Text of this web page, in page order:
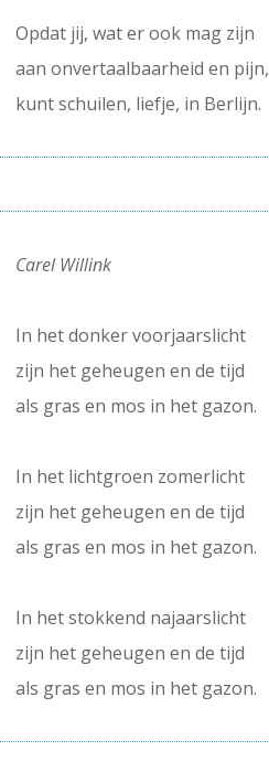
Opdat jij, wat er ook mag zijn
aan onvertaalbaarheid en pijn,
kunt schuilen, liefje, in Berlijn.
Carel Willink
In het donker voorjaarslicht
zijn het geheugen en de tijd
als gras en mos in het gazon.
In het lichtgroen zomerlicht
zijn het geheugen en de tijd
als gras en mos in het gazon.
In het stokkend najaarslicht
zijn het geheugen en de tijd
als gras en mos in het gazon.